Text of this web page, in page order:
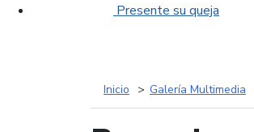
Presente su queja
Inicio Galería Multimedia